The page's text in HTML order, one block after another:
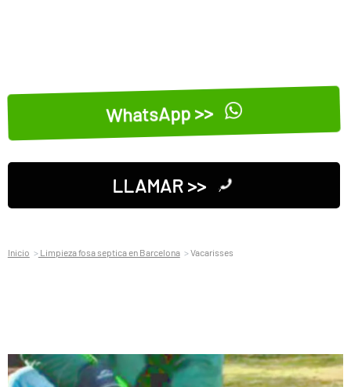
WhatsApp >>
LLAMAR >>
Inicio Limpieza fosa septica en Barcelona Vacarisses